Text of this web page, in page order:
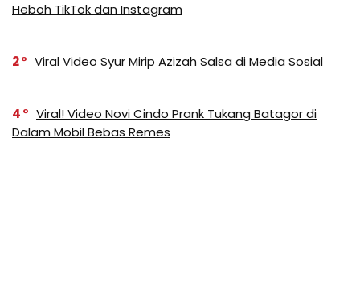
Heboh TikTok dan Instagram
2 Viral Video Syur Mirip Azizah Salsa di Media Sosial
4
Viral! Video Novi Cindo Prank Tukang Batagor di
Dalam Mobil Bebas Remes